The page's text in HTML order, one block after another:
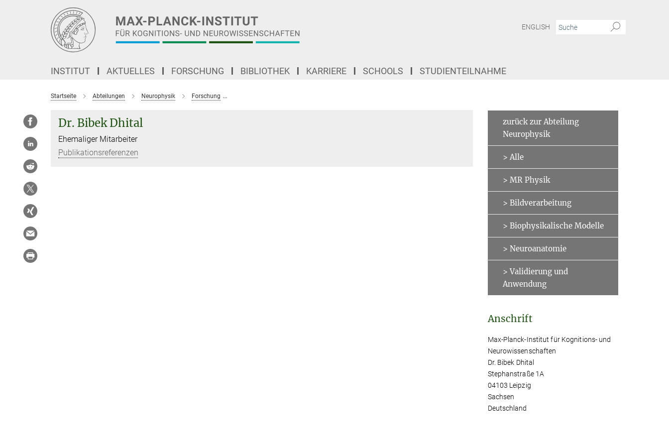
ENGLISH
INSTITUT AKTUELLES FORSCHUNG BIBLIOTHEK KARRIERE SCHOOLS STUDIENTEILNAHME
Startseite Abteilungen Neurophysik Forschung
Dr. Bibek Dhital
Ehemaliger Mitarbeiter
Publikationsreferenzen
zurück zur Abteilung
Neurophysik
> Alle
> MR Physik
> Bildverarbeitung
> Biophysikalische Modelle
> Neuroanatomie
> Validierung und
Anwendung
Anschrift
Max-Planck-Institut für Kognitions- und
Neurowissenschaften
Dr. Bibek Dhital
Stephanstraße 1A
04103 Leipzig
Sachsen
Deutschland